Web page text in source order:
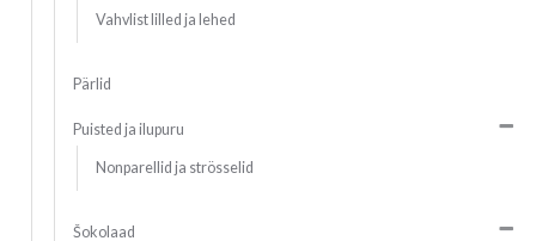
Vahvlist lilled ja lehed
Pärlid
Puisted ja ilupuru
Nonparellid ja strösselid
Šokolaad